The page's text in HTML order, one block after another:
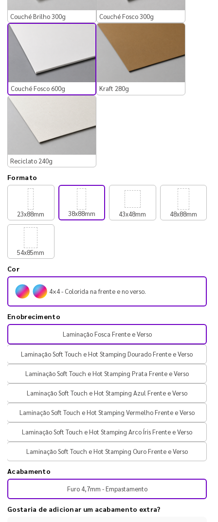
Couché Brilho 300g Couché Fosco 300g
Couché Fosco 600g Kraft 280g
Reciclato 240g
Formato
23x88mm 38x88mm 43x48mm 48x88mm
54x85mm
Cor
4×4 - Colorida na frente e no verso.
Enobrecimento
Laminação Fosca Frente e Verso
Laminação Soft Touch e Hot Stamping Dourado Frente e Verso
Laminação Soft Touch e Hot Stamping Prata Frente e Verso
Laminação Soft Touch e Hot Stamping Azul Frente e Verso
Laminação Soft Touch e Hot Stamping Vermelho Frente e Verso
Laminação Soft Touch e Hot Stamping Arco Íris Frente e Verso
Laminação Soft Touch e Hot Stamping Ouro Frente e Verso
Acabamento
Furo 4,7mm - Empastamento
Gostaria de adicionar um acabamento extra?